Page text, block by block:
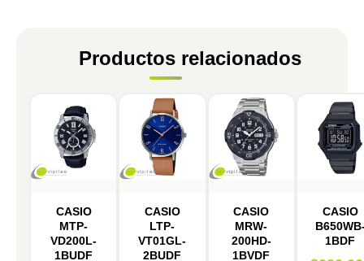
Productos relacionados
CASIO
MTP-
VD200L-
1BUDF
CASIO
LTP-
VT01GL-
2BUDF
CASIO
MRW-
200HD-
1BVDF
CASIO
1BDF